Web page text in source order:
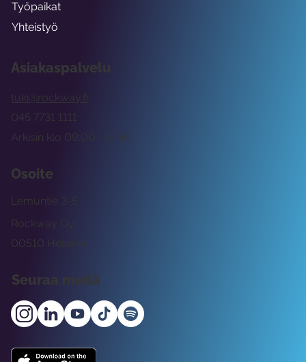
Asiakaspalvelu
tuki@rockway.fi
Arkisin klo 09:00 -15:00
045 7731 1111
Osoite
Rockway Oy
Lemuntie 3-5
00510 Helsinki
Seuraa meitä
Työpaikat
Yhteistyö